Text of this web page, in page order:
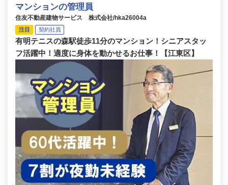
マンションの管理員
住友不動産建物サービス 株式会社/hka26004a
注目 契約社員
有明テニスの森駅徒歩11分のマンション！シニアスタッ
フ活躍中！適度に身体を動かせるお仕事！【江東区】